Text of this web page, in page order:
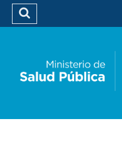
Buscar